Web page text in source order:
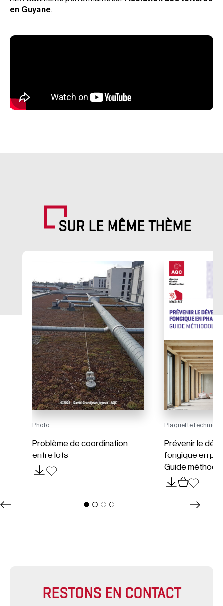
en Guyane.
SUR LE MÊME THÈME
Photo
Problème de coordination
entre lots
Plaquette technique
Prévenir le
fongique en
Guide
RESTONS EN CONTACT